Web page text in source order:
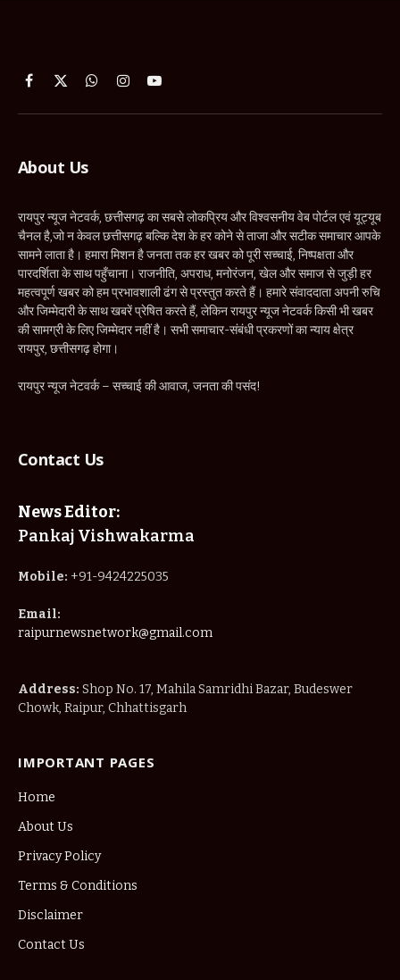
Facebook
X
WhatsApp
InstagramYouTube
About Us
रायपुर न्यूज नेटवर्क, छत्तीसगढ़ का सबसे लोकप्रिय और विश्वसनीय वेब पोर्टल एवं यूट्यूब
चैनल है,जो न केवल छत्तीसगढ़ बल्कि देश के हर कोने से ताजा और सटीक समाचार आपके
सामने लाता है। हमारा मिशन है जनता तक हर खबर को पूरी सच्चाई, निष्पक्षता और
पारदर्शिता के साथ पहुँचाना। राजनीति, अपराध, मनोरंजन, खेल और समाज से जुड़ी हर
महत्वपूर्ण खबर को हम प्रभावशाली ढंग से प्रस्तुत करते हैं। हमारे संवाददाता अपनी रुचि
और जिम्मेदारी के साथ खबरें प्रेषित करते हैं, लेकिन रायपुर न्यूज नेटवर्क किसी भी खबर
की सामग्री के लिए जिम्मेदार नहीं है। सभी समाचार-संबंधी प्रकरणों का न्याय क्षेत्र
रायपुर, छत्तीसगढ़ होगा।
रायपुर न्यूज नेटवर्क – सच्चाई की आवाज, जनता की पसंद!
Contact Us
News Editor:
Pankaj Vishwakarma
Mobile: +91-9424225035
Email:
raipurnewsnetwork@gmail.com
Address: Shop No. 17, Mahila Samridhi Bazar, Budeswer
Chowk, Raipur, Chhattisgarh
IMPORTANT PAGES
Home
About Us
Privacy Policy
Terms & Conditions
Disclaimer
Contact Us